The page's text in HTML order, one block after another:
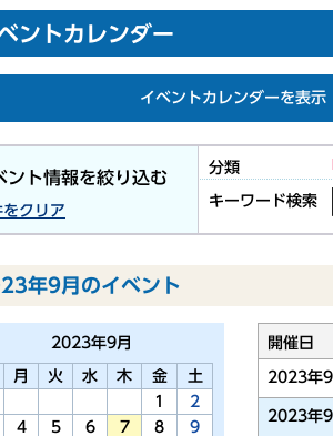
ントカレンダー
イベントカレンダーを表示
ント情報を絞り込む
をクリア
分類
キーワード検索
年9月のイベント
2023年9月
月 火 水 木 金
土
1
2
4 5 6 7 8
9
開催日
2023年
2023年